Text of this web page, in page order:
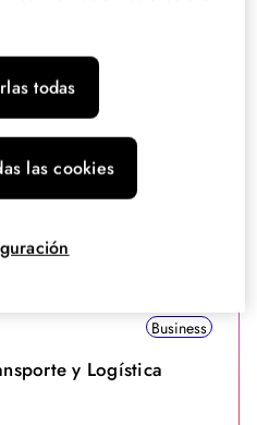
y
Business
y Logística
todas
las cookies